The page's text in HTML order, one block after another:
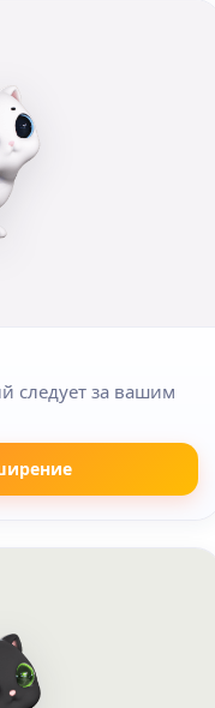
следует за вашим